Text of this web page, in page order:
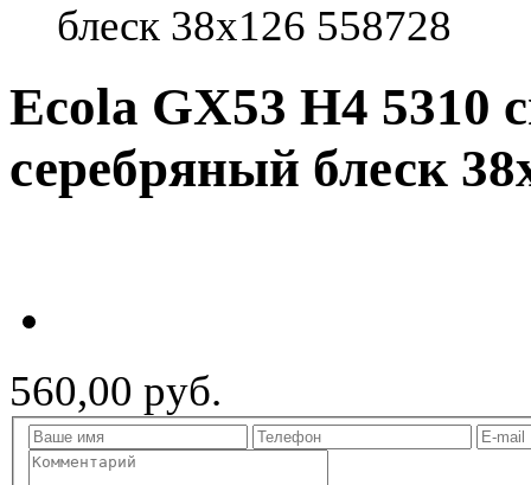
блеск 38x126 558728
Ecola GX53 H4 5310
серебряный блеск
560,00 руб.